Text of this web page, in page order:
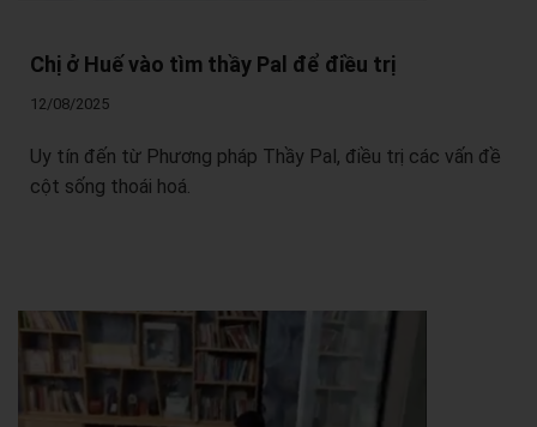
Chị ở Huế vào tìm thầy Pal để điều trị
12/08/2025
Uy tín đến từ Phương pháp Thầy Pal, điều trị các vấn đề
cột sống thoái hoá.